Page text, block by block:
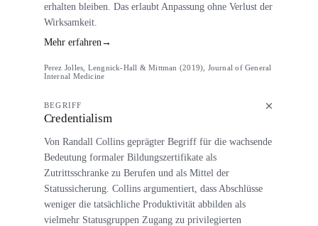
erhalten bleiben. Das erlaubt Anpassung ohne Verlust der
Wirksamkeit.
Mehr erfahren→
Perez Jolles, Lengnick-Hall & Mittman (2019), Journal of General
Internal Medicine
BEGRIFF
Credentialism
Von Randall Collins geprägter Begriff für die wachsende
Bedeutung formaler Bildungszertifikate als
Zutrittsschranke zu Berufen und als Mittel der
Statussicherung. Collins argumentiert, dass Abschlüsse
weniger die tatsächliche Produktivität abbilden als
vielmehr Statusgruppen Zugang zu privilegierten